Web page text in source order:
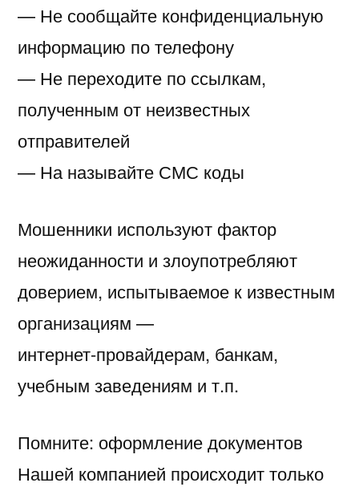
— Не сообщайте конфиденциальную
информацию по телефону
— Не переходите по ссылкам,
полученным от неизвестных
отправителей
— На называйте СМС коды
Мошенники используют фактор
неожиданности и злоупотребляют
доверием, испытываемое к известным
организациям —
интернет-провайдерам, банкам,
учебным заведениям и т.п.
Помните: оформление документов
Нашей компанией происходит только